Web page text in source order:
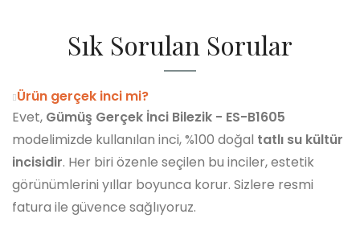
Sık Sorulan Sorular
Ürün gerçek inci mi?
Evet, Gümüş Gerçek İnci Bilezik - ES-B1605
modelimizde kullanılan inci, %100 doğal tatlı su kültür
incisidir. Her biri özenle seçilen bu inciler, estetik
görünümlerini yıllar boyunca korur. Sizlere resmi
fatura ile güvence sağlıyoruz.